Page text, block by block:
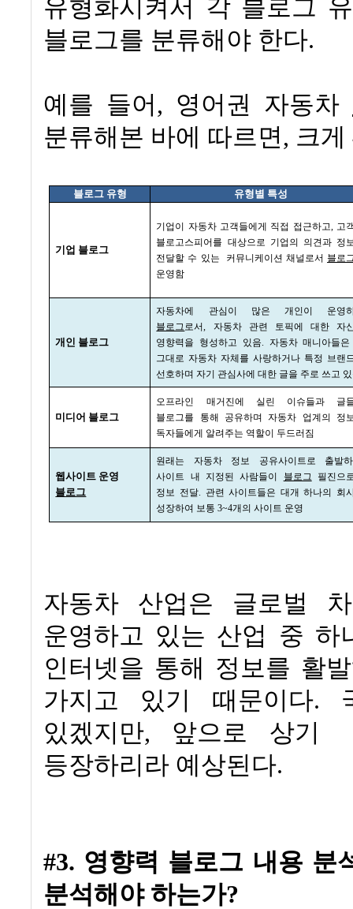
유형화시켜서 각 블로그
블로그를 분류해야 한다.
예를 들어 , 영어권 자동차
분류해본 바에 따르면, 크게
블로그 유형 유형별 특성
기업 블로그
기업이 자동차 고객들에게 직접 접근하고
고
블로고스피어를 대상으로 기업의 의견과 정
전달할 수 있는
커뮤니케이션 채널로서 블로
운영함
개인 블로그
자동차에 관심이 많은 개인이 운영
블로그 로서
자동차 관련 토픽에 대한 자
영향력을 형성하고 있음
자동차 매니아들
그대로 자동차 자체를 사랑하거나 특정 브랜
선호하며 자기 관심사에 대한 글을 주로 쓰고
미디어 블로그
오프라인 매거진에 실린 이슈들과 글
블로그를 통해 공유하며 자동차 업계의 정
독자들에게 알려주는 역할이 두드러짐
웹사이트 운영
블로그
원래는 자동차 정보 공유사이트로 출발
사이트 내 지정된 사람들이 블로그
필진으
정보 전달.
관련 사이트들은 대개 하나의 회
성장하여 보통 3~4개의 사이트 운영
자동차 산업은 글로벌
운영하고 있는 산업 중 하
인터넷을 통해 정보를 활
가지고 있기 때문이다.
있겠지만, 앞으로 상기
등장하리라 예상된다.
#3. 영향력 블로그 내용 분
분석해야 하는가?